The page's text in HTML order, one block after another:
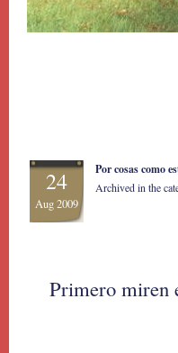
24
Aug 2009
Por cosas como
Archived in the
Primero miren